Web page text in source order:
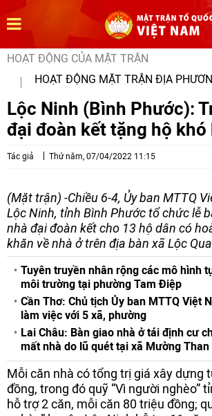
HOẠT ĐỘNG CỦA MẶT TRẬN
HOẠT ĐỘNG MẶT TRẬN ĐỊA
Lộc Ninh (Bình Phước):
đại đoàn kết tặng hộ khó
Tác giả Thứ năm, 07/04/2022 11:15
(Mặt trận) -Chiều 6-4, Ủy ban MTTQ
Lộc Ninh, tỉnh Bình Phước tổ chức lễ
nhà đại đoàn kết cho 13 hộ dân có
khăn về nhà ở trên địa bàn xã Lộc
Tuyên truyền nhân rộng các mô hình
môi trường tại phường Tam Điệp
Cần Thơ: Chủ tịch Ủy ban MTTQ Việt
làm việc với 5 xã, phường
Lai Châu: Bàn giao nhà ở tái định cư
mất nhà do lũ quét tại xã Mường Than
Mỗi căn nhà có tổng trị giá xây dựng
đồng, trong đó quỹ “Vì người nghèo”
hỗ trợ 2 căn, mỗi căn 80 triệu đồng;